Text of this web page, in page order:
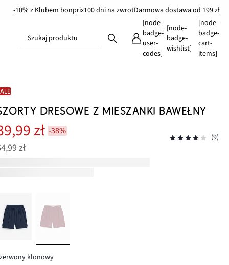
-10% z Klubem bonprix100 dni na zwrotDarmowa dostawa od 199 zł
Szukaj produktu
[node-
badge-
user-
codes]
[node-
badge-
wishlist]
[node-
badge-
cart-
items]
DRESOWE Z MIESZANKI BAWEŁNY
zł -38%
zł
(9)
klonowy